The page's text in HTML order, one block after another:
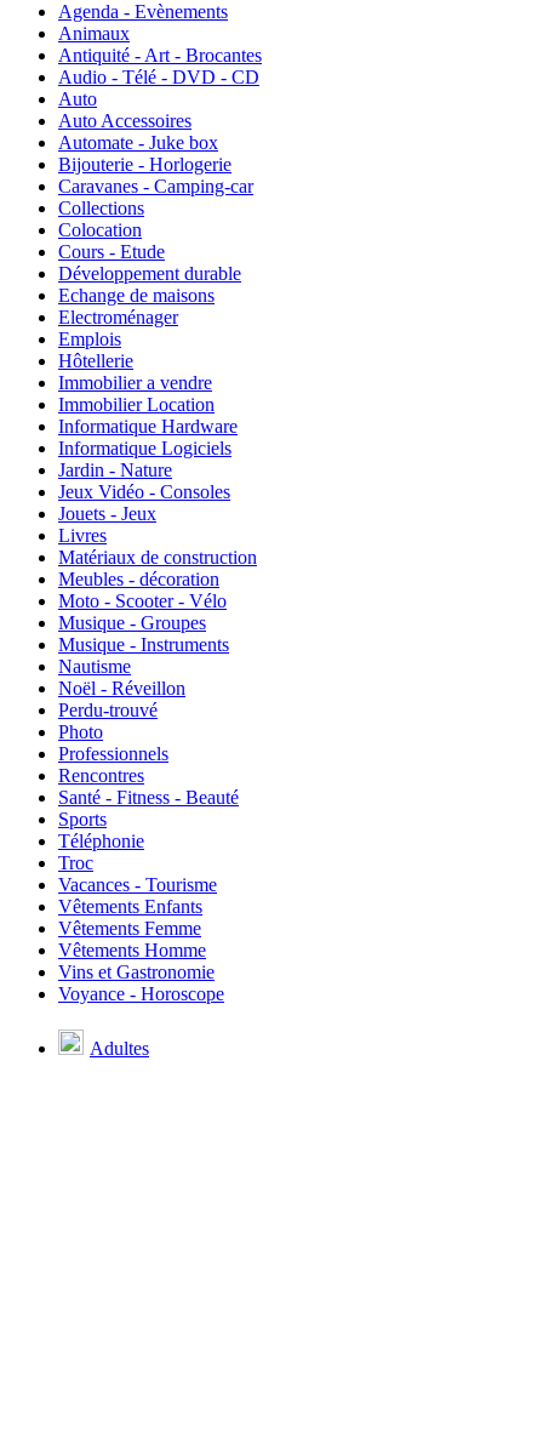
Agenda - Evènements
Animaux
Antiquité - Art - Brocantes
Audio - Télé - DVD - CD
Auto
Auto Accessoires
Automate - Juke box
Bijouterie - Horlogerie
Caravanes - Camping-car
Collections
Colocation
Cours - Etude
Développement durable
Echange de maisons
Electroménager
Emplois
Hôtellerie
Immobilier a vendre
Immobilier Location
Informatique Hardware
Informatique Logiciels
Jardin - Nature
Jeux Vidéo - Consoles
Jouets - Jeux
Livres
Matériaux de construction
Meubles - décoration
Moto - Scooter - Vélo
Musique - Groupes
Musique - Instruments
Nautisme
Noël - Réveillon
Perdu-trouvé
Photo
Professionnels
Rencontres
Santé - Fitness - Beauté
Sports
Téléphonie
Troc
Vacances - Tourisme
Vêtements Enfants
Vêtements Femme
Vêtements Homme
Vins et Gastronomie
Voyance - Horoscope
Adultes